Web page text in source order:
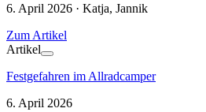
6. April 2026 · Katja, Jannik
Zum Artikel
Artikel
Festgefahren im Allradcamper
6. April 2026